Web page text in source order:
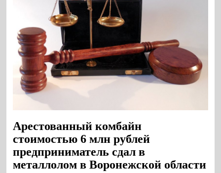
Арестованный комбайн
стоимостью 6 млн рублей
предприниматель сдал в
металлолом в Воронежской области